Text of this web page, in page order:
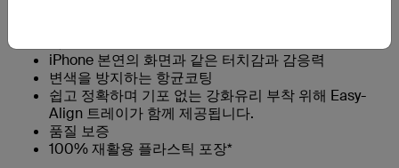
iPhone 본연의 화면과 같은 터치감과 감응력
변색을 방지하는 항균코팅
쉽고 정확하며 기포 없는 강화유리 부착 위해 Easy-
Align 트레이가 함께 제공됩니다.
품질 보증
100% 재활용 플라스틱 포장*